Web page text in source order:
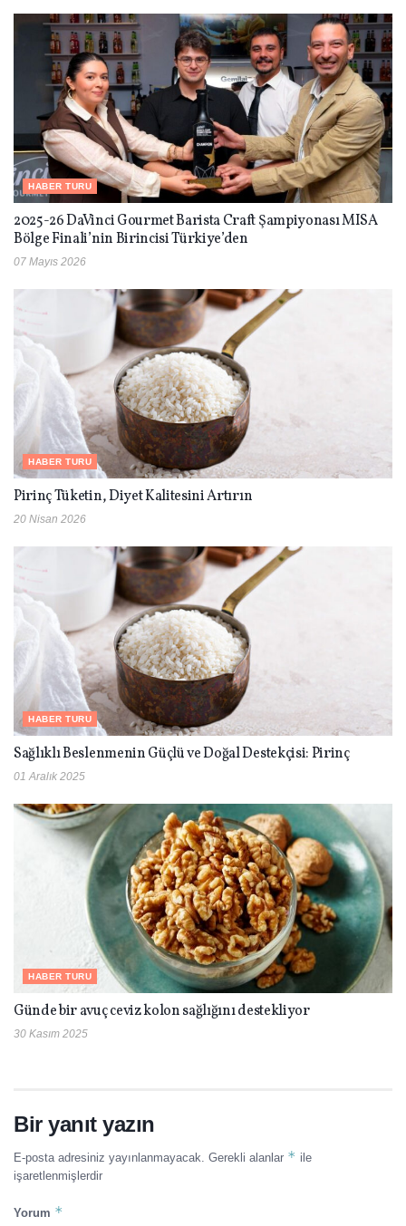
HABER TURU
2025-26 DaVinci Gourmet Barista Craft Şampiyonası MISA
Bölge Finali’nin Birincisi Türkiye’den
07 Mayıs 2026
HABER TURU
Pirinç Tüketin, Diyet Kalitesini Artırın
20 Nisan 2026
HABER TURU
Sağlıklı Beslenmenin Güçlü ve Doğal Destekçisi: Pirinç
01 Aralık 2025
HABER TURU
Günde bir avuç ceviz kolon sağlığını destekliyor
30 Kasım 2025
Bir yanıt yazın
E-posta adresiniz yayınlanmayacak. Gerekli alanlar * ile
işaretlenmişlerdir
Yorum *